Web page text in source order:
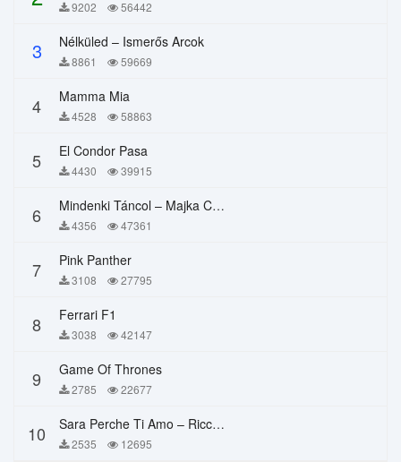
9202 56442
3 Nélküled – Ismerős Arcok
8861 59669
4 Mamma Mia
4528 58863
5 El Condor Pasa
4430 39915
6 Mindenki Táncol – Majka Curtis, Péter Majoros
4356 47361
7 Pink Panther
3108 27795
8 Ferrari F1
3038 42147
9 Game Of Thrones
2785 22677
10 Sara Perche Ti Amo – Ricchi E Poveri
2535 12695